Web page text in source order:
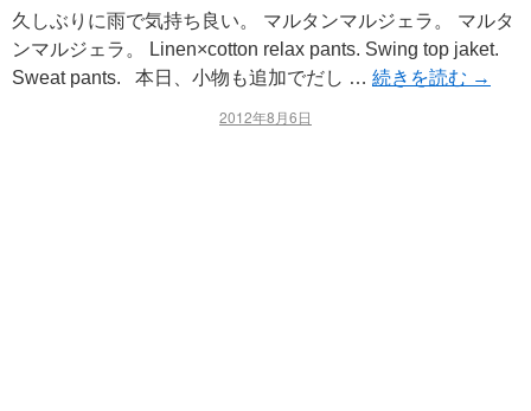
久しぶりに雨で気持ち良い。 マルタンマルジェラ。 マルタ
ンマルジェラ。 Linen×cotton relax pants. Swing top jaket.
Sweat pants. 本日、小物も追加でだし … 続きを読む →
2012年8月6日